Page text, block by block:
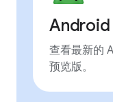
Android
查看最新的
预览版。